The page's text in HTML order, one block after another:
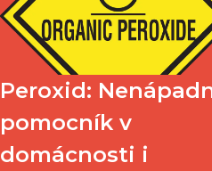
Peroxid:
pomocník v
domácnosti i